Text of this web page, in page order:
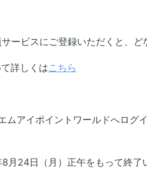
ービスにご登録いただくと、ど
詳しくはこちら
ムアイポイントワールドへログ
月24日（月）正午をもって終了